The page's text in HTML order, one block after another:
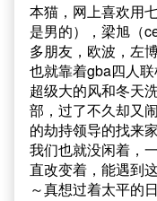
本猫，网上喜欢用
是男的），梁旭（
多朋友，欧波，左
也就靠着gba四人
超级大的风和冬天
部，过了不久却又
的劫持领导的找来
我们也就没闲着，
直改变着，能遇到
～真想过着太平的